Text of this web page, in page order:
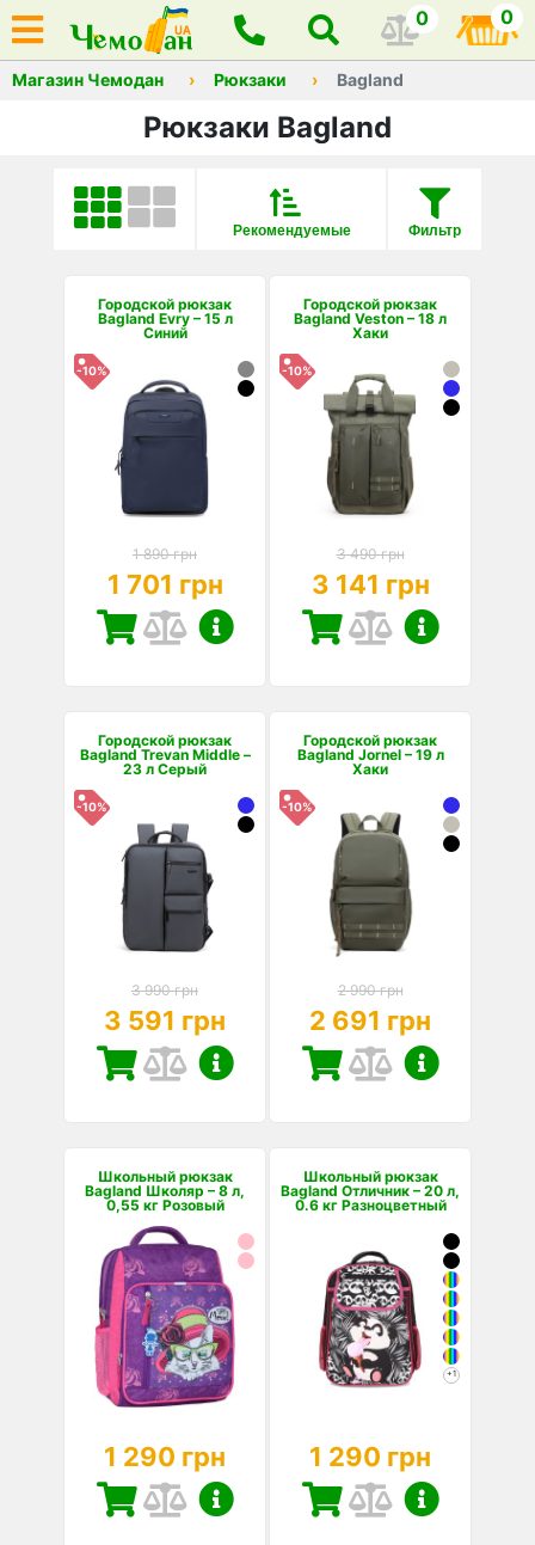
0 0
Магазин Чемодан Рюкзаки Bagland
Рюкзаки Bagland
Фильтр
Рекомендуемые
Городской рюкзак
Bagland Evry – 15 л
Синий
-10%
1 890 грн
1 701 грн
Городской рюкзак
Bagland Veston – 18 л
Хаки
-10%
3 490 грн
3 141 грн
Городской рюкзак
Bagland Trevan Middle –
23 л Серый
-10%
3 990 грн
3 591 грн
Городской рюкзак
Bagland Jornel – 19 л
Хаки
-10%
2 990 грн
2 691 грн
Школьный рюкзак
Bagland Школяр – 8 л,
0,55 кг Розовый
1 290 грн
Школьный рюкзак
Bagland Отличник – 20 л,
0.6 кг Разноцветный
+1
1 290 грн